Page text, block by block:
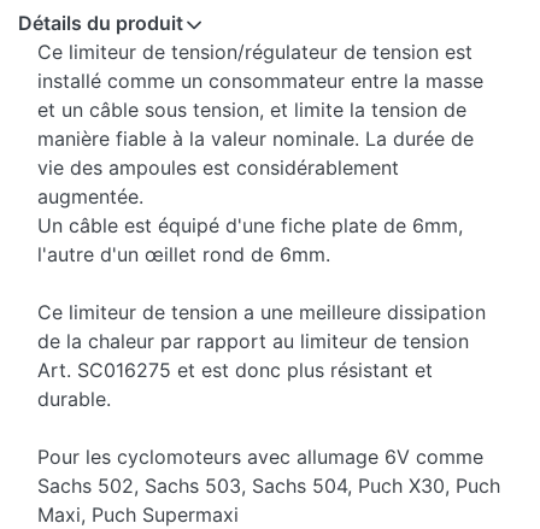
Détails du produit
Ce limiteur de tension/régulateur de tension est
installé comme un consommateur entre la masse
et un câble sous tension, et limite la tension de
manière fiable à la valeur nominale. La durée de
vie des ampoules est considérablement
augmentée.
Un câble est équipé d'une fiche plate de 6mm,
l'autre d'un œillet rond de 6mm.
Ce limiteur de tension a une meilleure dissipation
de la chaleur par rapport au limiteur de tension
Art. SC016275 et est donc plus résistant et
durable.
Pour les cyclomoteurs avec allumage 6V comme
Sachs 502, Sachs 503, Sachs 504, Puch X30, Puch
Maxi, Puch Supermaxi